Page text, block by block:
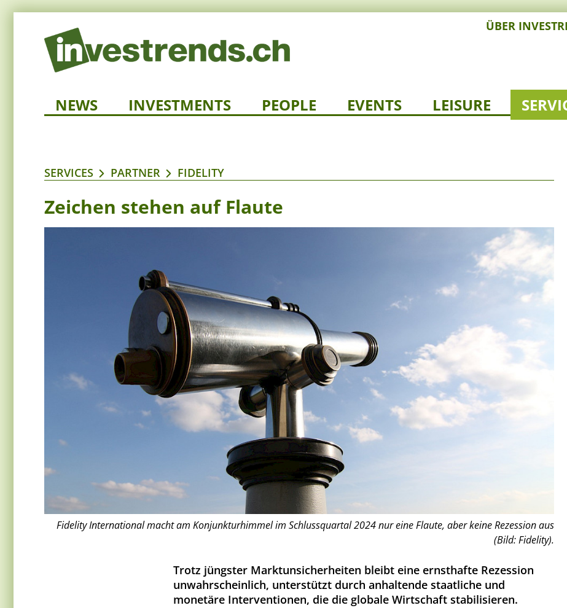
ÜBER
NEWS INVESTMENTS PEOPLE EVENTS LEISURE
SERVICES PARTNER FIDELITY
Zeichen stehen auf Flaute
Fidelity International macht am Konjunkturhimmel im Schlussquartal 2024 nur eine Flaute, aber keine Rezession aus
(Bild: Fidelity).
Trotz jüngster Marktunsicherheiten bleibt eine ernsthafte Rezession
unwahrscheinlich, unterstützt durch anhaltende staatliche und
monetäre Interventionen, die die globale Wirtschaft stabilisieren.